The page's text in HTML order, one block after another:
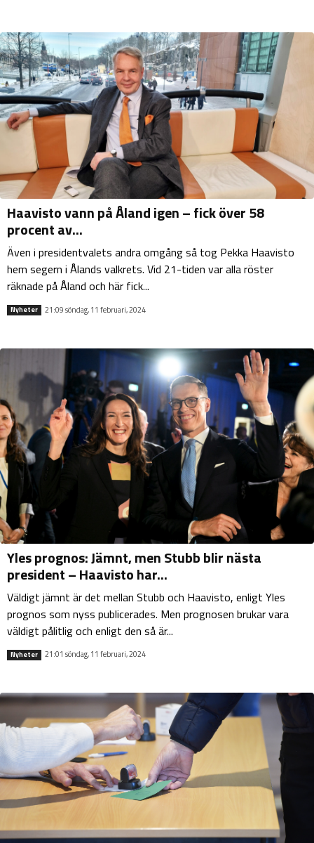
Haavisto vann på Åland igen – fick över 58
procent av...
Även i presidentvalets andra omgång så tog Pekka Haavisto
hem segern i Ålands valkrets. Vid 21-tiden var alla röster
räknade på Åland och här fick...
Nyheter 21:09 söndag, 11 februari, 2024
Yles prognos: Jämnt, men Stubb blir nästa
president – Haavisto har...
Väldigt jämnt är det mellan Stubb och Haavisto, enligt Yles
prognos som nyss publicerades. Men prognosen brukar vara
väldigt pålitlig och enligt den så är...
Nyheter 21:01 söndag, 11 februari, 2024